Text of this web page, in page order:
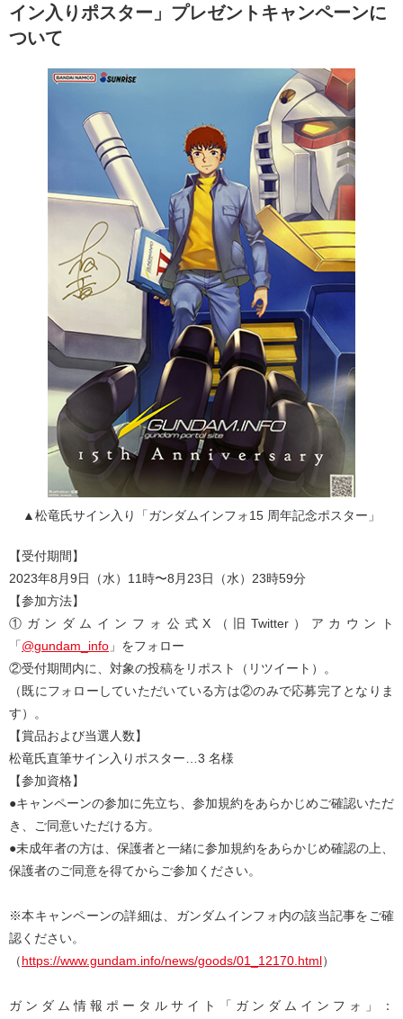
イン⼊りポスター」プレゼントキャンペーンに
ついて
▲松⻯⽒サイン⼊り「ガンダムインフォ15 周年記念ポスター」
【受付期間】
2023年8⽉9⽇（⽔）11時〜8⽉23⽇（⽔）23時59分
【参加⽅法】
①ガンダムインフォ公式X（旧Twitter）アカウント
「@gundam_info 」をフォロー
②受付期間内に、対象の投稿をリポスト（リツイート）。
（既にフォローしていただいている⽅は②のみで応募完了となりま
す）。
【賞品および当選⼈数】
松⻯⽒直筆サイン⼊りポスター…3 名様
【参加資格】
●キャンペーンの参加に先⽴ち、参加規約をあらかじめご確認いただ
き、ご同意いただける⽅。
●未成年者の⽅は、保護者と⼀緒に参加規約をあらかじめ確認の上、
保護者のご同意を得てからご参加ください。
※本キャンペーンの詳細は、ガンダムインフォ内の該当記事をご確
認ください。
（https://www.gundam.info/news/goods/01_12170.html）
ガンダム情報ポータルサイト「ガンダムインフォ」：